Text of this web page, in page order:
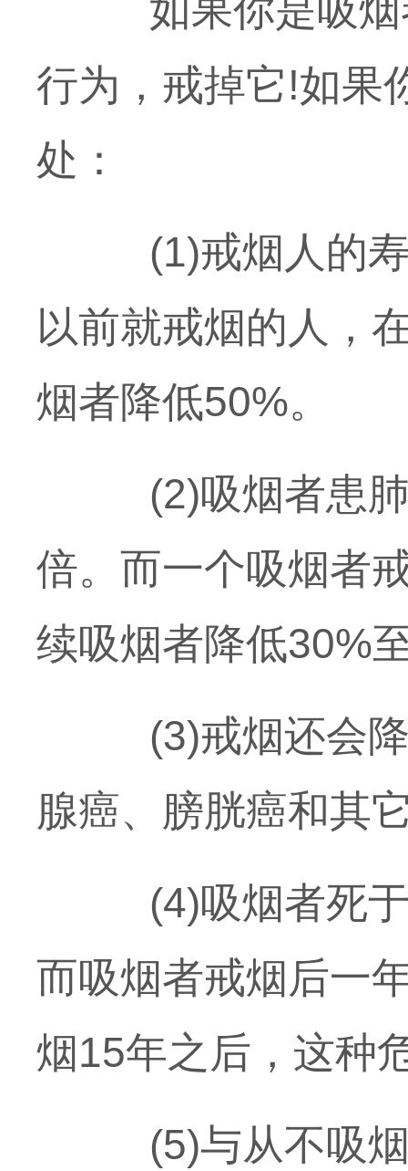
如果你是吸烟
行为，戒掉它!如果
处：
(1)戒烟人的寿
以前就戒烟的人，
烟者降低50%。
(2)吸烟者患肺
倍。而一个吸烟者
续吸烟者降低30%
(3)戒烟还会降
腺癌、膀胱癌和其
(4)吸烟者死于
而吸烟者戒烟后一
烟15年之后，这种
(5)与从不吸烟